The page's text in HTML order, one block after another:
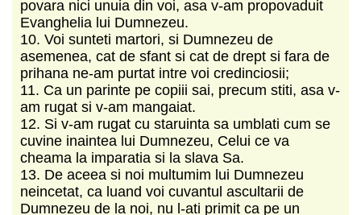
povara nici unuia din voi, asa v-am propovaduit
Evanghelia lui Dumnezeu.
10. Voi sunteti martori, si Dumnezeu de
asemenea, cat de sfant si cat de drept si fara de
prihana ne-am purtat intre voi credinciosii;
11. Ca un parinte pe copiii sai, precum stiti, asa v-
am rugat si v-am mangaiat.
12. Si v-am rugat cu staruinta sa umblati cum se
cuvine inaintea lui Dumnezeu, Celui ce va
cheama la imparatia si la slava Sa.
13. De aceea si noi multumim lui Dumnezeu
neincetat, ca luand voi cuvantul ascultarii de
Dumnezeu de la noi, nu l-ati primit ca pe un